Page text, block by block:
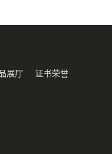
展厅 证书荣誉